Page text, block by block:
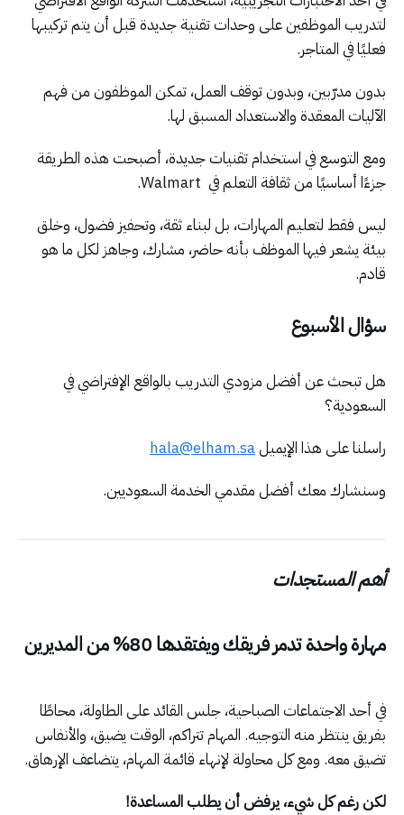
لتدريب الموظفين على وحدات تقنية جديدة قبل أن يتم تركيبها
فعليًا في المتاجر.
بدون مدرّبين، وبدون توقف العمل، تمكن الموظفون من فهم
الآليات المعقدة والاستعداد المسبق لها.
ومع التوسع في استخدام تقنيات جديدة، أصبحت هذه الطريقة
جزءًا أساسيًا من ثقافة التعلم في Walmart.
ليس فقط لتعليم المهارات، بل لبناء ثقة، وتحفيز فضول، وخلق
بيئة يشعر فيها الموظف بأنه حاضر، مشارك، وجاهز لكل ما هو
قادم.
سؤال الأسبوع
هل تبحث عن أفضل مزودي التدريب بالواقع الإفتراضي في
السعودية؟
راسلنا على هذا الإيميلhala@elham.sa
وسنشارك معك أفضل مقدمي الخدمة السعوديين.
أهم المستجدات
مهارة واحدة تدمر فريقك ويفتقدها 80% من المديرين
في أحد الاجتماعات الصباحية، جلس القائد على الطاولة، محاطًا
بفريق ينتظر منه التوجيه. المهام تتراكم، الوقت يضيق، والأنفاس
تضيق معه. ومع كل محاولة لإنهاء قائمة المهام، يتضاعف الإرهاق.
لكن رغم كل شيء، يرفض أن يطلب المساعدة!